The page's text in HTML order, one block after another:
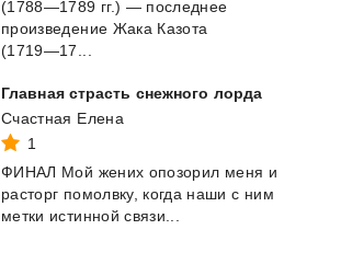
(1788—1789 гг.) — последнее
произведение Жака Казота
(1719—17...
Главная страсть снежного лорда
Счастная Елена
1
ФИНАЛ Мой жених опозорил меня и
расторг помолвку, когда наши с ним
метки истинной связи...